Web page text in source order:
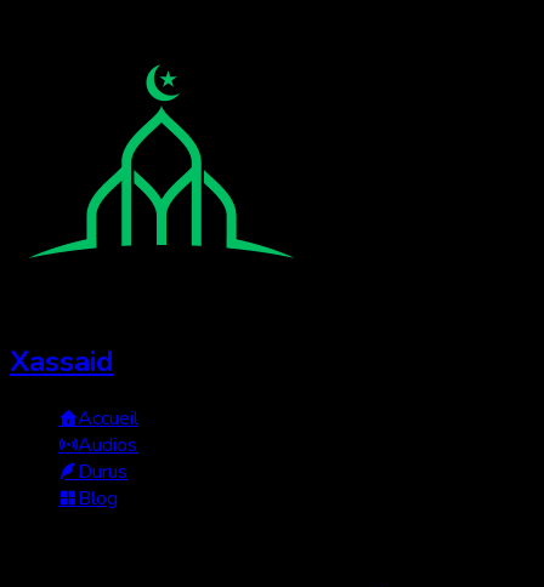
Xassaid
Accueil
Audios
Durus
Blog